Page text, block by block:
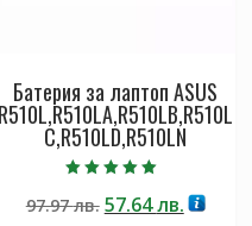
Батерия за лаптоп ASUS
R510L,R510LA,R510LB,R510L
C,R510LD,R510LN
5.00
от 5
97.97лв. Original
57.64лв.